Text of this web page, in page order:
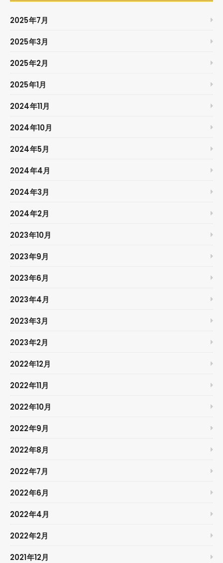
2025年7月
2025年3月
2025年2月
2025年1月
2024年11月
2024年10月
2024年5月
2024年4月
2024年3月
2024年2月
2023年10月
2023年9月
2023年6月
2023年4月
2023年3月
2023年2月
2022年12月
2022年11月
2022年10月
2022年9月
2022年8月
2022年7月
2022年6月
2022年4月
2022年2月
2021年12月